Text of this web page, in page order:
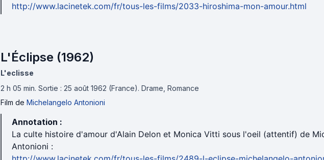
http://www.lacinetek.com/fr/tous-les-films/2033-hiroshima-mon-amour.html
L'Éclipse (1962)
L'eclisse
2 h 05 min. Sortie : 25 août 1962 (France). Drame, Romance
Film de Michelangelo Antonioni
Annotation :
La culte histoire d'amour d'Alain Delon et Monica Vitti sous l'oeil (attentif) de
Antonioni :